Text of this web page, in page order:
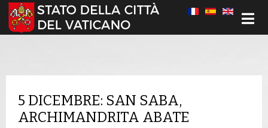
Seleziona la tua lingua
5 DICEMBRE: SAN SABA,
ARCHIMANDRITA ABATE